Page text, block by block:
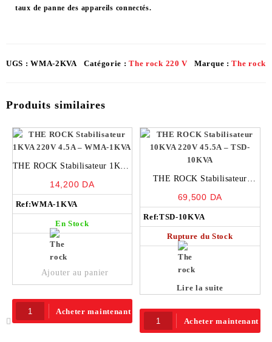
taux de panne des appareils connectés.
UGS :WMA-2KVA Catégorie :The rock 220 V Marque :The rock
Produits similaires
THE ROCK Stabilisateur 1KVA
14,200 DA
Ref:WMA-1KVA
En Stock
Ajouter au panier
Acheter maintenant
THE ROCK Stabilisateur
10KVA
69,500 DA
Ref:TSD-10KVA
Rupture du Stock
Lire la suite
Acheter maintenant